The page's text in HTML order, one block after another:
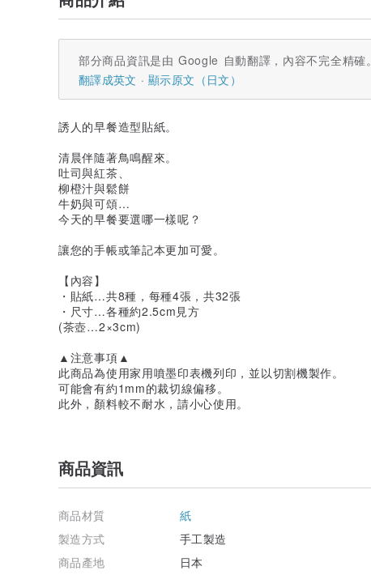
部分商品資訊是由 Google 自動翻譯，內容不完全精確。
翻譯成英文
顯示原文（日文）
誘人的早餐造型貼紙。
清晨伴隨著鳥鳴醒來。
吐司與紅茶、
柳橙汁與鬆餅
牛奶與可頌…
今天的早餐要選哪一樣呢？
讓您的手帳或筆記本更加可愛。
【內容】
・貼紙…共8種，每種4張，共32張
・尺寸…各種約2.5cm見方
(茶壺…2×3cm)
▲注意事項▲
此商品為使用家用噴墨印表機列印，並以切割機製作。
可能會有約1mm的裁切線偏移。
此外，顏料較不耐水，請小心使用。
商品資訊
商品材質
紙
製造方式
手工製造
商品產地
日本